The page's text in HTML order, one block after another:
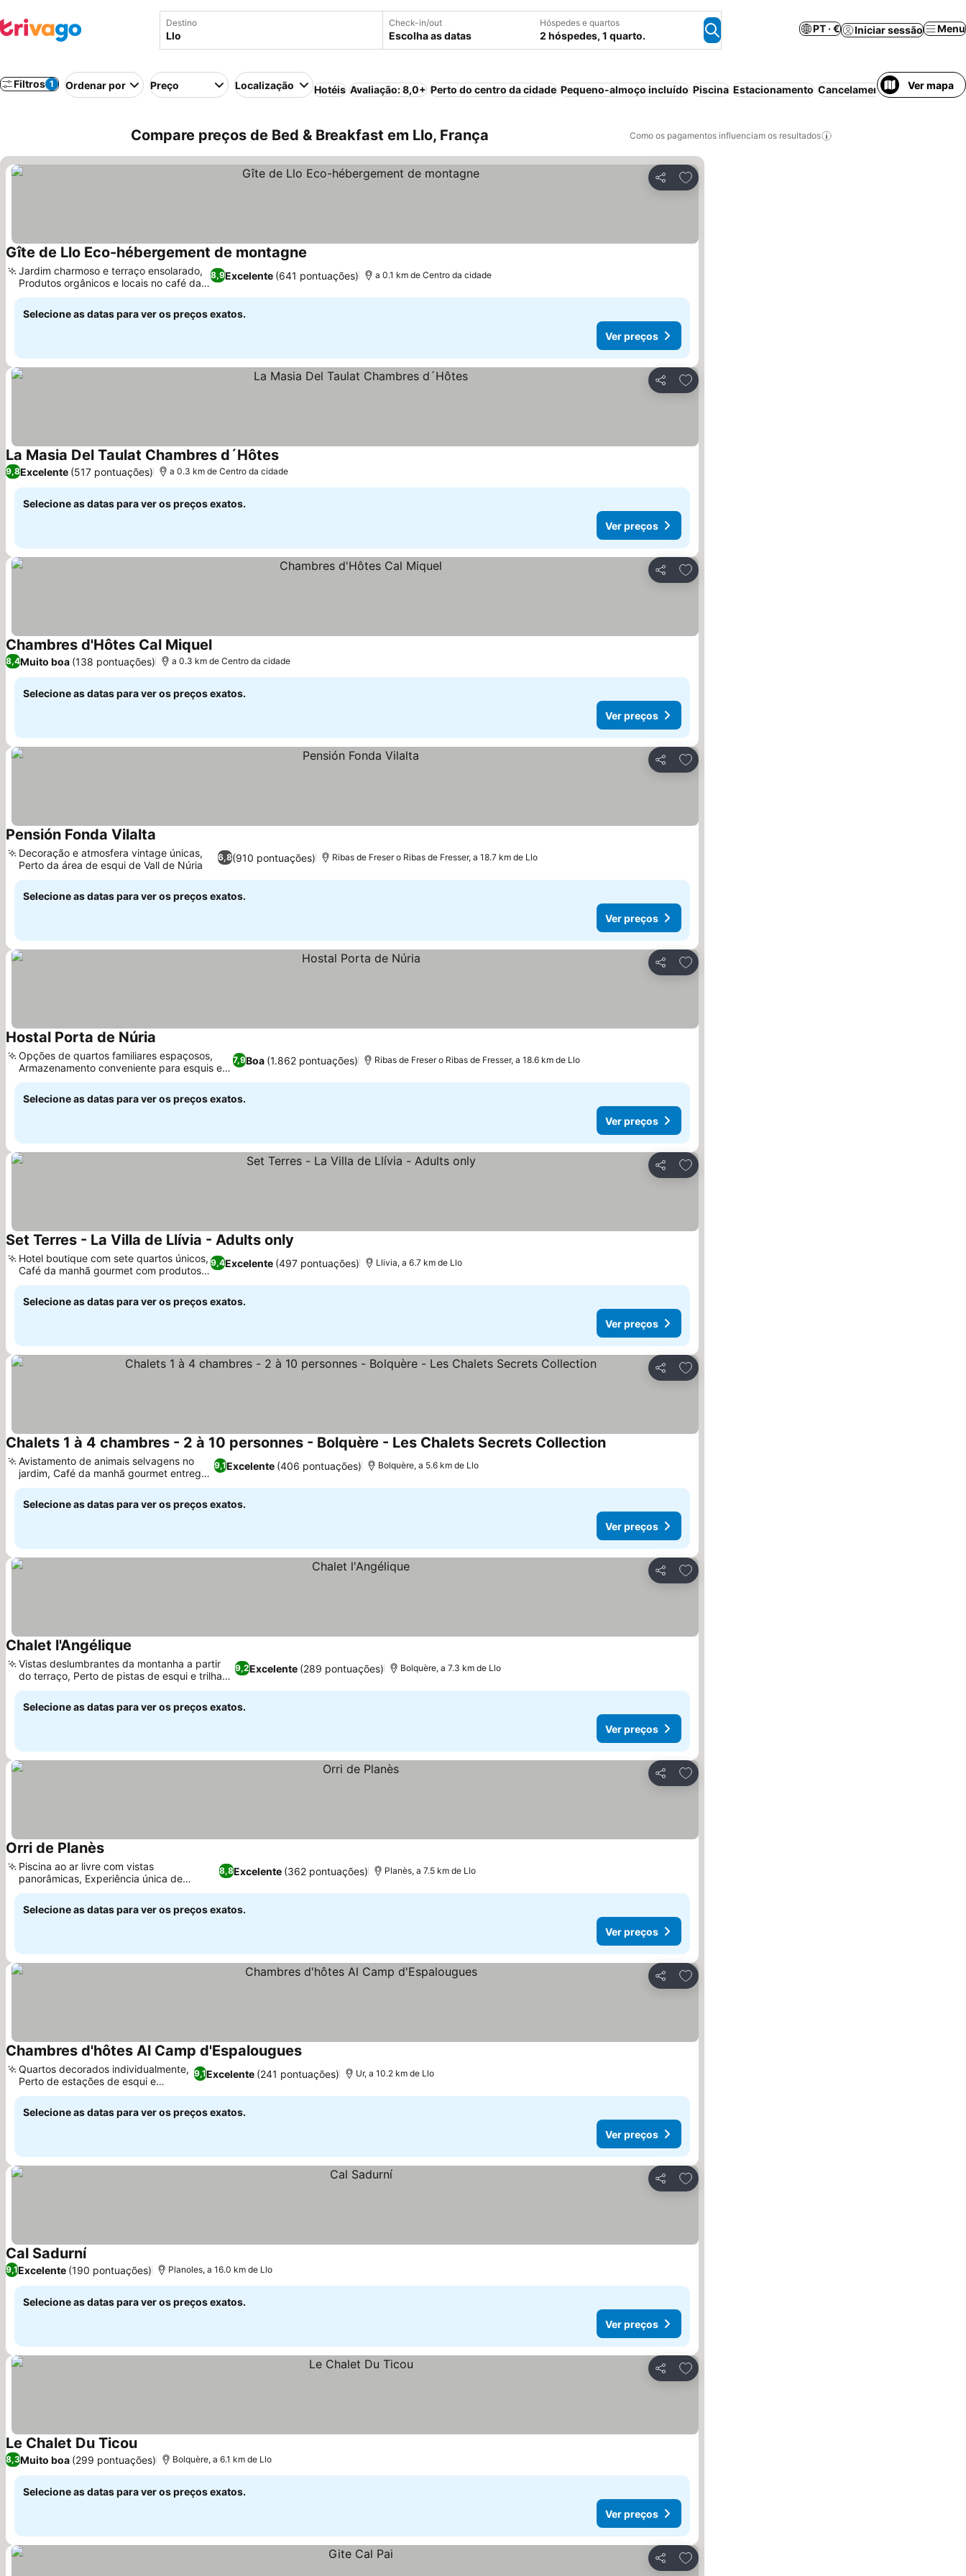
Destino Check-in/out
Escolha as datas
Hóspedes e quartos
2 hóspedes, 1 quarto.
PT · € Iniciar sessão Menu
Filtros 1 Ordenar por Preço Localização Hotéis Avaliação: 8,0+ Perto do centro da cidade Pequeno-almoço incluído Piscina Estacionamento Cancelamento gratuitoVer mapa
Compare preços de Bed & Breakfast em Llo, França Como os pagamentos influenciam os resultados
Partilhar
Adicionar aos favoritos
Gîte de Llo Eco-hébergement de montagne
8,9Excelente (641 pontuações)
Jardim charmoso e terraço ensolarado,
Produtos orgânicos e locais no café da
manhã
a 0.1 km de Centro da cidade
Selecione as datas para ver os preços exatos.
Ver preços
Partilhar
Adicionar aos favoritos
La Masia Del Taulat Chambres d´HôtesVer preços
9,8Excelente (517 pontuações) a 0.3 km de Centro da cidade
Selecione as datas para ver os preços exatos.
Ver preços
Partilhar
Adicionar aos favoritos
Chambres d'Hôtes Cal MiquelVer preços
8,4Muito boa (138 pontuações) a 0.3 km de Centro da cidade
Selecione as datas para ver os preços exatos.
Ver preços
Partilhar
Adicionar aos favoritos
Pensión Fonda Vilalta
6,8(910 pontuações)
Decoração e atmosfera vintage únicas,
Perto da área de esqui de Vall de Núria
Ribas de Freser o Ribas de Fresser, a 18.7 km de Llo
Selecione as datas para ver os preços exatos.
Ver preços
Partilhar
Adicionar aos favoritos
Hostal Porta de Núria
7,9Boa (1.862 pontuações)
Opções de quartos familiares espaçosos,
Armazenamento conveniente para esquis e
bicicletas
Ribas de Freser o Ribas de Fresser, a 18.6 km de Llo
Selecione as datas para ver os preços exatos.
Ver preços
Partilhar
Adicionar aos favoritos
Set Terres - La Villa de Llívia - Adults only
9,4Excelente (497 pontuações)
Hotel boutique com sete quartos únicos,
Café da manhã gourmet com produtos
locais
Llivia, a 6.7 km de Llo
Selecione as datas para ver os preços exatos.
Ver preços
Partilhar
Adicionar aos favoritos
Chalets 1 à 4 chambres - 2 à 10 personnes - Bolquère - Les Chalets Secrets CollectionVer preços
9,1Excelente (406 pontuações)
Avistamento de animais selvagens no
jardim, Café da manhã gourmet entregue
na porta
Bolquère, a 5.6 km de Llo
Selecione as datas para ver os preços exatos.
Ver preços
Partilhar
Adicionar aos favoritos
Chalet l'Angélique
9,2Excelente (289 pontuações)
Vistas deslumbrantes da montanha a partir
do terraço, Perto de pistas de esqui e trilhas
para caminhada
Bolquère, a 7.3 km de Llo
Selecione as datas para ver os preços exatos.
Ver preços
Partilhar
Adicionar aos favoritos
Orri de PlanèsVer preços
8,8Excelente (362 pontuações)
Piscina ao ar livre com vistas
panorâmicas, Experiência única de
acampamento em mini-yurt
Planès, a 7.5 km de Llo
Selecione as datas para ver os preços exatos.
Ver preços
Partilhar
Adicionar aos favoritos
Chambres d'hôtes Al Camp d'EspalouguesVer preços
9,1Excelente (241 pontuações)
Quartos decorados individualmente,
Perto de estações de esqui e
Andorra
Ur, a 10.2 km de Llo
Selecione as datas para ver os preços exatos.
Ver preços
Partilhar
Adicionar aos favoritos
Cal SadurníVer preços
9,1Excelente (190 pontuações) Planoles, a 16.0 km de Llo
Selecione as datas para ver os preços exatos.
Ver preços
Partilhar
Adicionar aos favoritos
Le Chalet Du TicouVer preços
8,3Muito boa (299 pontuações) Bolquère, a 6.1 km de Llo
Selecione as datas para ver os preços exatos.
Ver preços
Partilhar
Adicionar aos favoritos